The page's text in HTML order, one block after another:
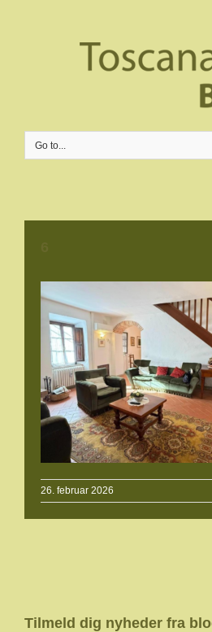
Go to...
26. februar 2026
Tilmeld dig nyheder fra